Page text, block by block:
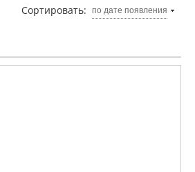
Сортировать: по дате появления